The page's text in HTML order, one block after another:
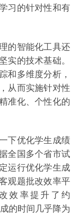
习的针对性和有
的智能化工具还
实的技术基础。
和多维度分析，
从而实施针对性
准化、个性化的
下优化学生成绩
全国多个省市试
运行优化学生成
观题批改效率平
效率提升了约
的时间几乎降为